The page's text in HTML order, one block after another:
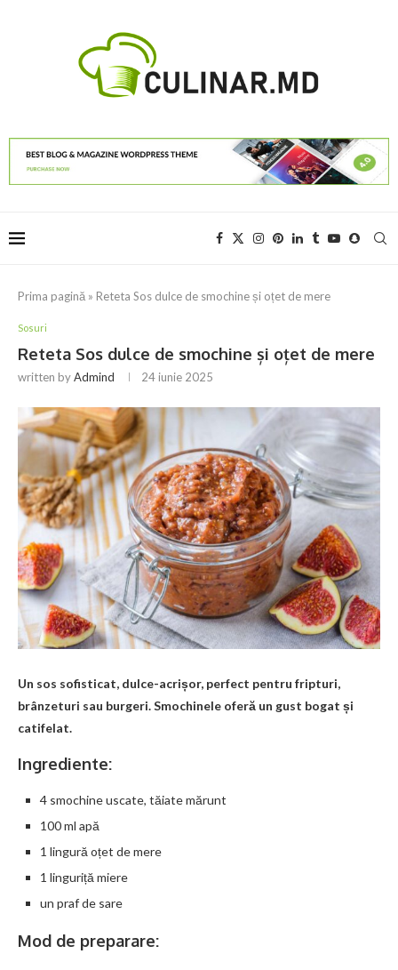
Prima pagină » Reteta Sos dulce de smochine și oțet de mere
Sosuri
Reteta Sos dulce de smochine și oțet de mere
written byAdmind 24 iunie 2025
Un sos sofisticat, dulce-acrișor, perfect pentru fripturi,
brânzeturi sau burgeri. Smochinele oferă un gust bogat și
catifelat.
Ingrediente:
4 smochine uscate, tăiate mărunt
100 ml apă
1 lingură oțet de mere
1 linguriță miere
un praf de sare
Mod de preparare: